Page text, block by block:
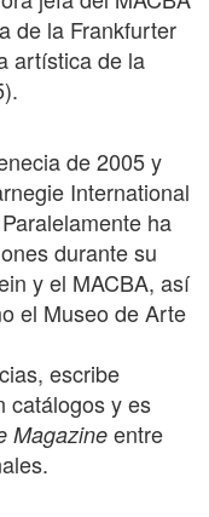
de la Frankfurter
artística de la
de 2005 y
International
ha
durante su
y el MACBA, así
el Museo de Arte
escribe
catálogos y es
Magazine entre